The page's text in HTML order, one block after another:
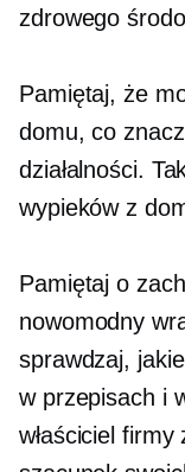
zdrowego
Pamiętaj, że
domu, co
działalności.
wypieków z
Pamiętaj o
nowomodny
sprawdzaj,
w przepisach i
właściciel